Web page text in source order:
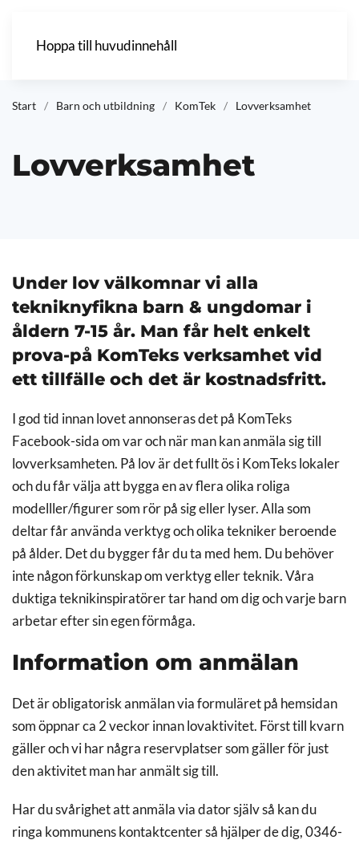
Hoppa till huvudinnehåll
Start Barn och utbildning KomTek Lovverksamhet
Lovverksamhet
Under lov välkomnar vi alla
tekniknyfikna barn & ungdomar i
åldern 7-15 år. Man får helt enkelt
prova-på KomTeks verksamhet vid
ett tillfälle och det är kostnadsfritt.
I god tid innan lovet annonseras det på KomTeks
Facebook-sida om var och när man kan anmäla sig till
lovverksamheten. På lov är det fullt ös i KomTeks lokaler
och du får välja att bygga en av flera olika roliga
modelller/figurer som rör på sig eller lyser. Alla som
deltar får använda verktyg och olika tekniker beroende
på ålder. Det du bygger får du ta med hem. Du behöver
inte någon förkunskap om verktyg eller teknik. Våra
duktiga teknikinspiratörer tar hand om dig och varje barn
arbetar efter sin egen förmåga.
Information om anmälan
Det är obligatorisk anmälan via formuläret på hemsidan
som öppnar ca 2 veckor innan lovaktivitet. Först till kvarn
gäller och vi har några reservplatser som gäller för just
den aktivitet man har anmält sig till.
Har du svårighet att anmäla via dator själv så kan du
ringa kommunens kontaktcenter så hjälper de dig, 0346-